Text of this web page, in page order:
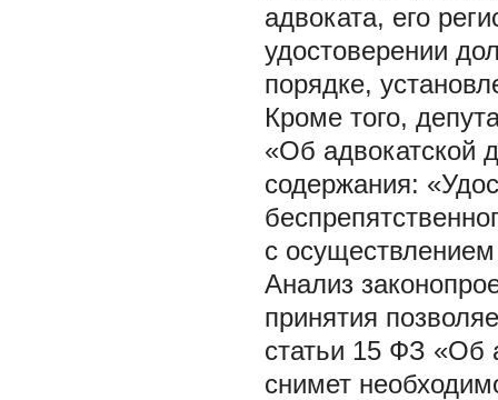
адвоката, его
удостоверении
порядке,
Кроме того,
«Об адвокатской
содержания:
с
Анализ
принятия
статьи 15 ФЗ «Об
снимет